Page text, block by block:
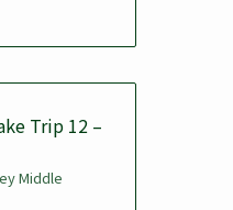
Trip 12 –
Middle